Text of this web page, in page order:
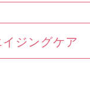
イジングケア